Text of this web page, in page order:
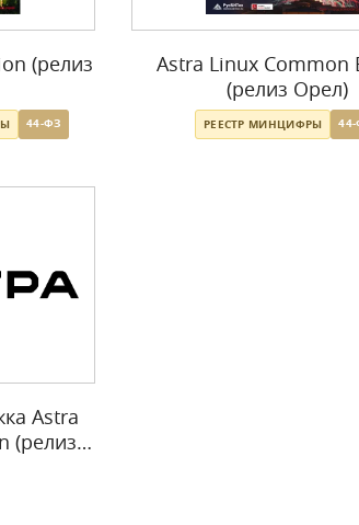
(релиз
44-ФЗ
Astra Linux Common
(релиз Орел)
РЕЕСТР МИНЦИФРЫ
Astra
(релиз